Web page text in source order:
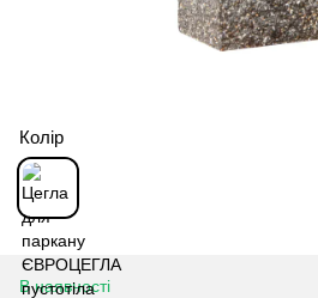
Колір
В наявності